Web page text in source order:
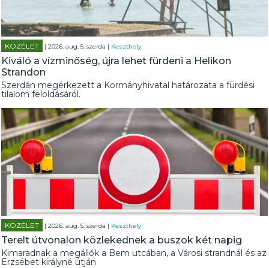
KÖZÉLET | 2026. aug. 5. szerda | Keszthely
Kiváló a vízminőség, újra lehet fürdeni a Helikon
Strandon
Szerdán megérkezett a Kormányhivatal határozata a fürdési
tilalom feloldásáról.
KÖZÉLET | 2026. aug. 5. szerda | Keszthely
Terelt útvonalon közlekednek a buszok két napig
Kimaradnak a megállók a Bem utcában, a Városi strandnál és az
Erzsébet királyné útján